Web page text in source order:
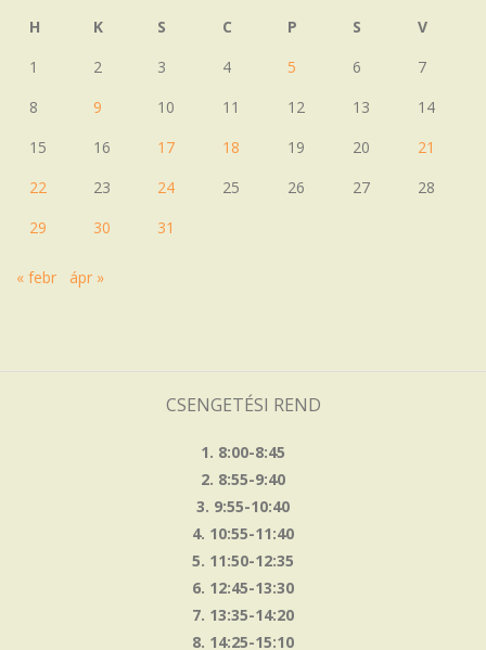
H
K S C P S
V
1
2 3 4 5 6
7
8
9 10 11 12 13
14
15
16 17 18 19 20
21
22
23 24 25 26 27
28
29
30 31
« febr ápr »
CSENGETÉSI REND
1. 8:00-8:45
2. 8:55-9:40
3. 9:55-10:40
4. 10:55-11:40
5. 11:50-12:35
6. 12:45-13:30
7. 13:35-14:20
8. 14:25-15:10